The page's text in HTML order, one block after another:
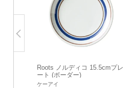
Roots ノルディコ 15.5cmプレ
ート (ボーダー)
ケーアイ